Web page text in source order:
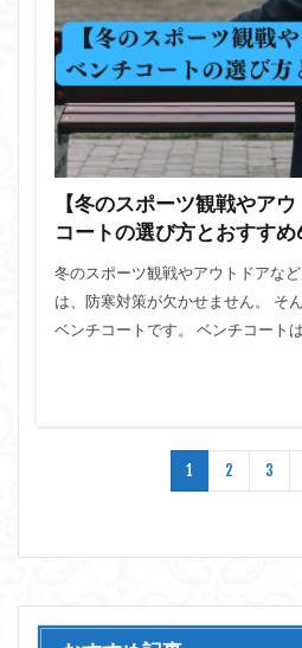
【冬のスポーツ観戦やア
コートの選び方とおすすめ
冬のスポーツ観戦やアウトドアな
は、防寒対策が欠かせません。 そ
ベンチコートです。 ベンチコート
1 2 3